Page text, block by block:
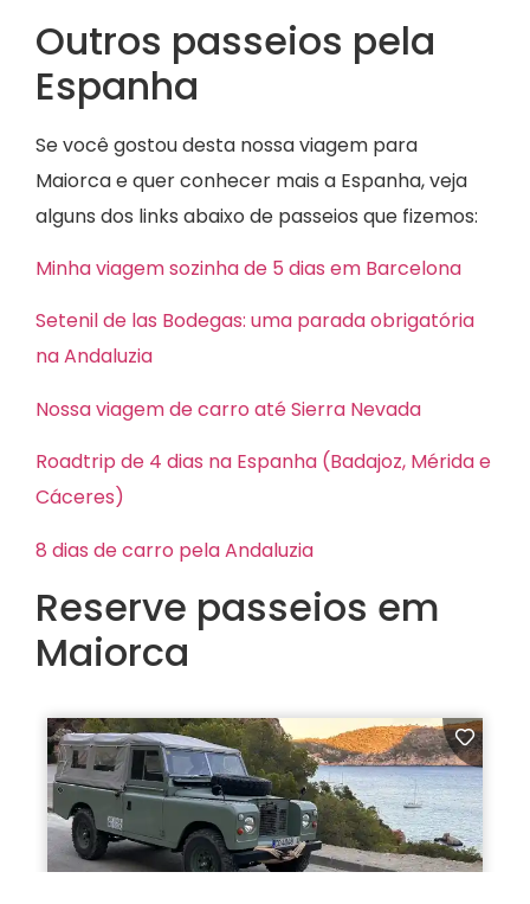
Outros passeios pela
Espanha
Se você gostou desta nossa viagem para
Maiorca e quer conhecer mais a Espanha, veja
alguns dos links abaixo de passeios que fizemos:
Minha viagem sozinha de 5 dias em Barcelona
Setenil de las Bodegas: uma parada obrigatória
na Andaluzia
Nossa viagem de carro até Sierra Nevada
Roadtrip de 4 dias na Espanha (Badajoz, Mérida e
Cáceres)
8 dias de carro pela Andaluzia
Reserve passeios em
Maiorca